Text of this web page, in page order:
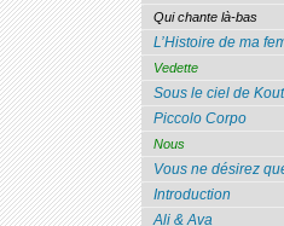
Qui chante là-bas
L’Histoire de ma
Vedette
Sous le ciel de
Piccolo Corpo
Nous
Vous ne désirez
Introduction
Ali & Ava